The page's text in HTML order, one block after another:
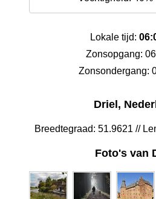
Lokale tijd:
Zonsopgang:
Zonsondergang:
Driel,
Breedtegraad: 51.9621 //
Foto's van